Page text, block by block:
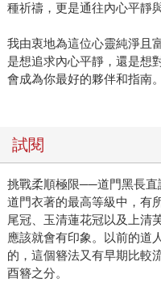
種祈禱，更是通往內心平靜
我由衷地為這位心靈純淨且
是想追求內心平靜，還是想
會成為你最好的夥伴和指南。
試閱
挑戰柔順極限──道門黑長直
道門衣著的最高等級中，有
尾冠、玉清蓮花冠以及上清
應該就會有印象。以前的道
的，這個簪法又有早期比較
酉簪之分。